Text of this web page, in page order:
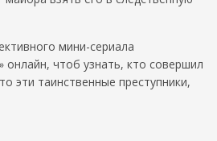
мини-сериала
онлайн, чтоб узнать, кто совершил
эти таинственные преступники,